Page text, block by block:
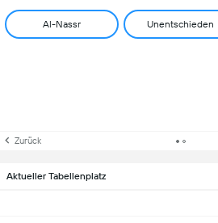
Al-Nassr Unentschieden
Zurück
Aktueller Tabellenplatz